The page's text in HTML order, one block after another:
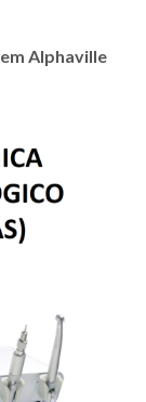
Alphaville